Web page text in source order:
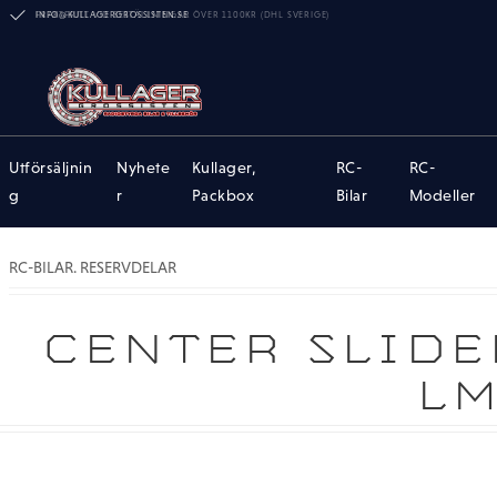
INFO@KULLAGERGROSSISTEN.SE
Utförsäljnin
g
Nyhete
r
Kullager,
Packbox
RC-
Bilar
RC-
Modeller
RC-BILAR. RESERVDELAR
CENTER